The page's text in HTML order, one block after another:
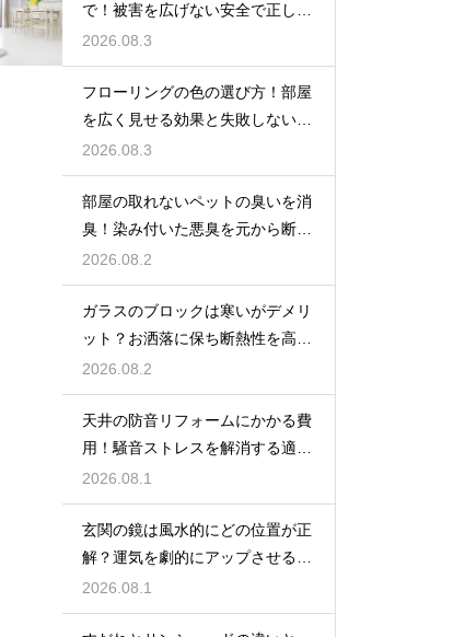
で！被害を広げない安全で正しい
張り方
2026.08.3
フローリングの色の選び方！部屋
を広く見せる効果と失敗しないイ
ンテリア術
2026.08.3
部屋の取れないペットの臭いを消
臭！染み付いた悪臭を元から断つ
お掃除術
2026.08.2
ガラスのブロックは寒いがデメリ
ット？お洒落に保ち断熱性を高め
る裏ワザ
2026.08.2
天井の防音リフォームにかかる費
用！騒音ストレスを解消する適正
な工事相場
2026.08.1
玄関の鏡は風水的にどの位置が正
解？運気を劇的にアップさせるレ
イアウト術
2026.08.1